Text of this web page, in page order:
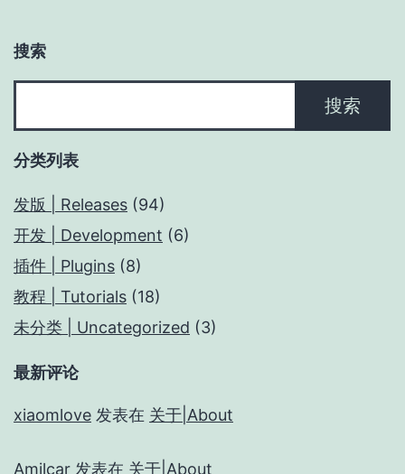
搜索
搜索
分类列表
发版 | Releases (94)
开发 | Development (6)
插件 | Plugins (8)
教程 | Tutorials (18)
未分类 | Uncategorized (3)
最新评论
xiaomlove 发表在 关于|About
Amilcar 发表在 关于|About